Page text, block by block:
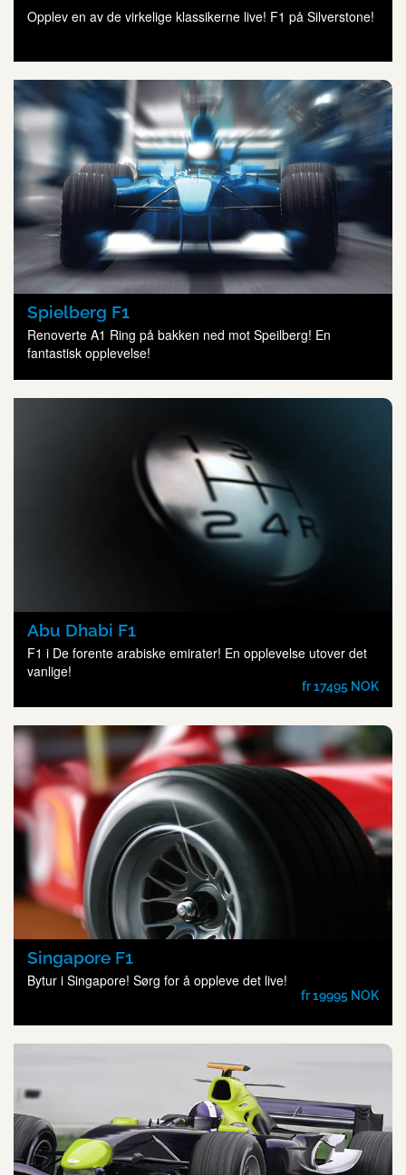
Opplev en av de virkelige klassikerne live! F1 på Silverstone!
Spielberg F1
Renoverte A1 Ring på bakken ned mot Speilberg! En
fantastisk opplevelse!
Abu Dhabi F1
F1 i De forente arabiske emirater! En opplevelse utover det
vanlige!
fr 17495 NOK
Singapore F1
Bytur i Singapore! Sørg for å oppleve det live!
fr 19995 NOK